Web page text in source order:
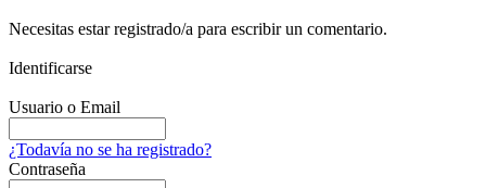
Necesitas estar registrado/a para escribir un comentario.
Identificarse
Usuario o Email
¿Todavía no se ha registrado?
Contraseña